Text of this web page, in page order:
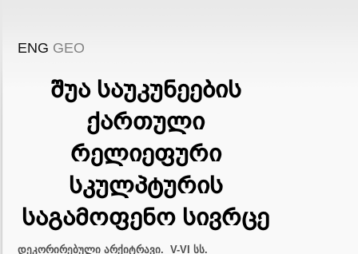
ENG GEO
შუა საუკუნეების
ქართული
რელიეფური
სკულპტურის
საგამოფენო სივრცე
დეკორირებული არქიტრავი. V-VI სს.